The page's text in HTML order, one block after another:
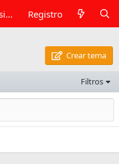
Iniciar sesión Registro
Crear tema
Filtros